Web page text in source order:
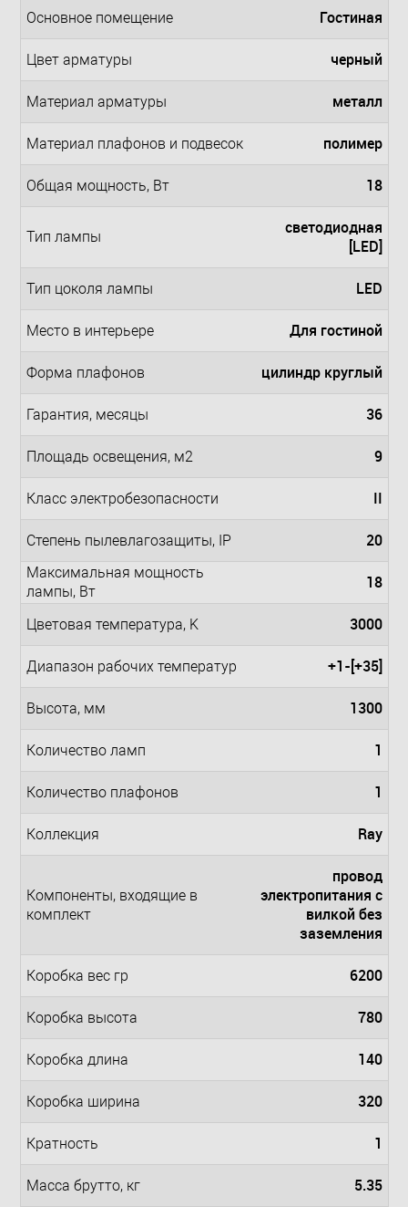
Основное помещение Гостиная
Цвет арматуры черный
Материал арматуры металл
Материал плафонов и подвесок полимер
Общая мощность, Вт 18
Тип лампы
светодиодная
[LED]
Тип цоколя лампы LED
Место в интерьере Для гостиной
Форма плафонов цилиндр круглый
Гарантия, месяцы 36
Площадь освещения, м2 9
Класс электробезопасности II
Степень пылевлагозащиты, IP 20
Максимальная мощность
лампы, Вт
18
Цветовая температура, K 3000
Диапазон рабочих температур +1-[+35]
Высота, мм 1300
Количество ламп 1
Количество плафонов 1
Коллекция Ray
Компоненты, входящие в
комплект
провод
электропитания с
вилкой без
заземления
Коробка вес гр 6200
Коробка высота 780
Коробка длина 140
Коробка ширина 320
Кратность 1
Масса брутто, кг 5.35